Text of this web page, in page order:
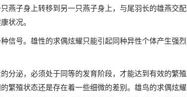
燕子身上转移到另一只燕子身上，与尾羽长的雄燕交
状况。
信号。雄性的求偶炫耀只能引起同种异性个体产生强
分泌，必须处于同等的发育阶段，才能达到有效的繁
繁殖状态还是存在着一些细微的差别。雄鸟的求偶炫